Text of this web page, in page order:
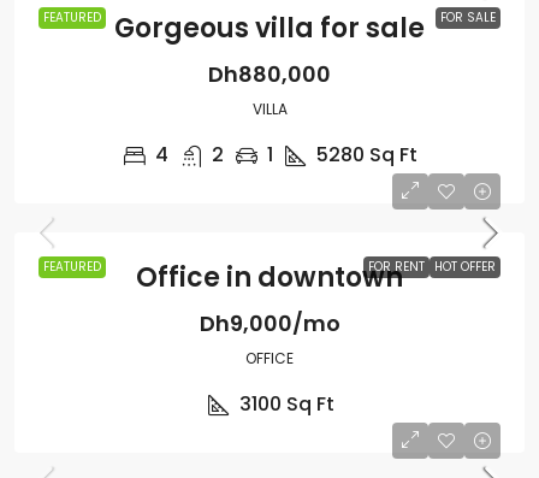
FEATURED FOR SALE
Gorgeous villa for sale
Dh880,000
VILLA
4 2 1 5280 Sq Ft
FEATURED FOR RENT HOT OFFER
Office in downtown
Dh9,000/mo
OFFICE
3100 Sq Ft